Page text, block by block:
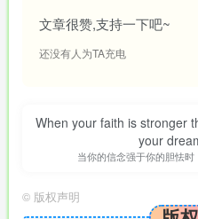
文章很赞,支持一下吧~
还没有人为TA充电
When your faith is stronger
your
当你的信念强于你的胆怯
© 版权声明